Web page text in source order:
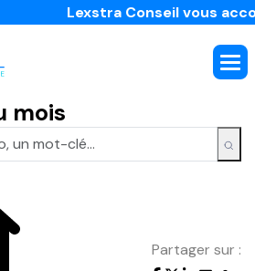
Lexstra Conseil vous
mois
Partager sur :